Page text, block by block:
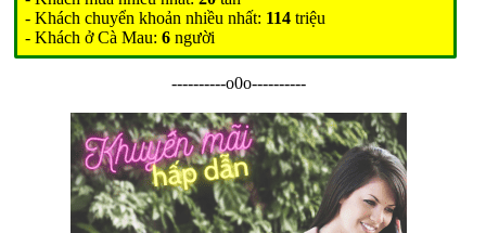
- Khách chuyển khoản nhiều nhất: 114 triệu
- Khách ở Cà Mau:6 người
----------o0o----------